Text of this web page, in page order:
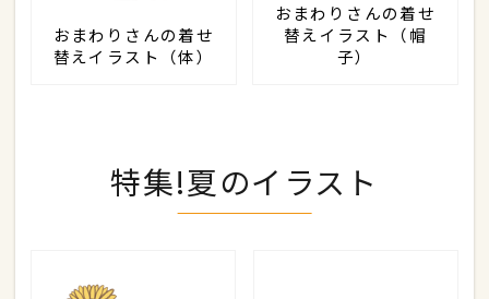
おまわりさんの着せ
替えイラスト（体）
おまわりさんの着せ
替えイラスト（帽
子）
特集!夏のイラスト